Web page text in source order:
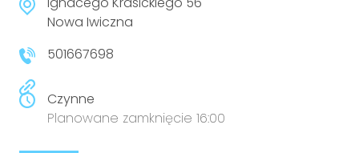
Nowa Iwiczna
501667698
Czynne
Planowane zamknięcie 16:00